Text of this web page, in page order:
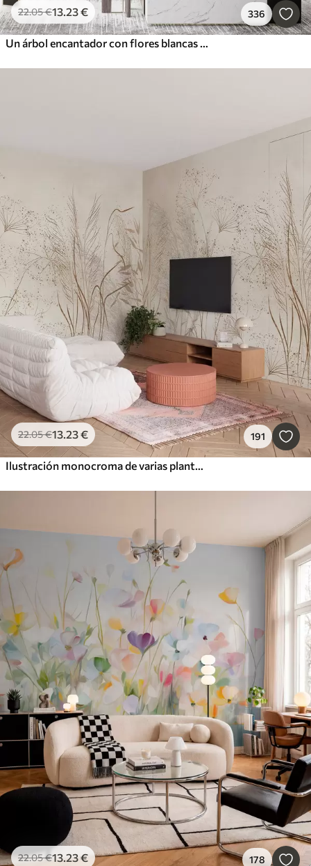
22.05€13.23€ 336
Un árbol encantador con flores blancas contra el fondo de nubes en un estilo interesante en delicados colores cálidos
22.05€13.23€ 191
Ilustración monocroma de varias plantas y espiguillas de color beige con líneas y texturas delicadas y tenues
22.05€13.23€ 178